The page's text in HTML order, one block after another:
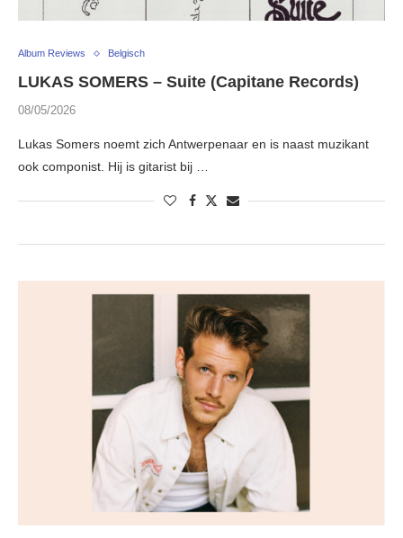
Album Reviews Belgisch
LUKAS SOMERS – Suite (Capitane Records)
08/05/2026
Lukas Somers noemt zich Antwerpenaar en is naast muzikant
ook componist. Hij is gitarist bij …